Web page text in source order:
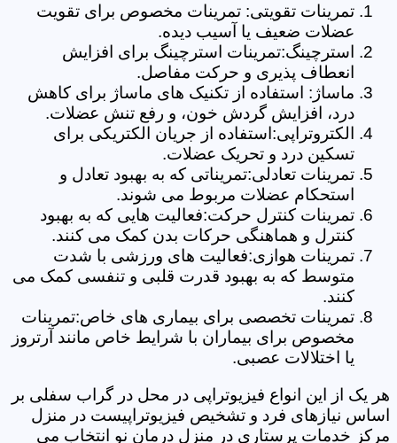
تمرینات تقویتی: تمرینات مخصوص برای تقویت
عضلات ضعیف یا آسیب دیده.
استرچینگ:تمرینات استرچینگ برای افزایش
انعطاف پذیری و حرکت مفاصل.
ماساژ: استفاده از تکنیک های ماساژ برای کاهش
درد، افزایش گردش خون، و رفع تنش عضلات.
الکتروتراپی:استفاده از جریان الکتریکی برای
تسکین درد و تحریک عضلات.
تمرینات تعادلی:تمریناتی که به بهبود تعادل و
استحکام عضلات مربوط می شوند.
تمرینات کنترل حرکت:فعالیت هایی که به بهبود
کنترل و هماهنگی حرکات بدن کمک می کنند.
تمرینات هوازی:فعالیت های ورزشی با شدت
متوسط که به بهبود قدرت قلبی و تنفسی کمک می
کنند.
تمرینات تخصصی برای بیماری های خاص:تمرینات
مخصوص برای بیماران با شرایط خاص مانند آرتروز
یا اختلالات عصبی.
هر یک از این انواع فیزیوتراپی در محل در گراب سفلی بر
اساس نیازهای فرد و تشخیص فیزیوتراپیست در منزل
مرکز خدمات پرستاری در منزل درمان نو انتخاب می